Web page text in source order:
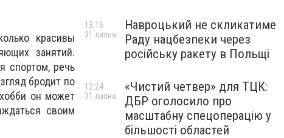
красивы
занятий.
спортом, речь
бродит по
он может
своим
Навроцький не скликатиме
Раду нацбезпеки через
російську ракету в Польщі
13:16
31 липня
«Чистий четвер» для ТЦК:
ДБР оголосило про
масштабну спецоперацію у
більшості областей
12:24
31 липня